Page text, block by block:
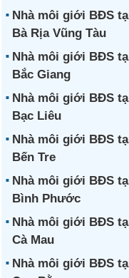
Nhà môi giới BĐS
Bà Rịa Vũng Tàu
Nhà môi giới BĐS
Bắc Giang
Nhà môi giới BĐS
Bạc Liêu
Nhà môi giới BĐS
Bến Tre
Nhà môi giới BĐS
Bình Phước
Nhà môi giới BĐS
Cà Mau
Nhà môi giới BĐS